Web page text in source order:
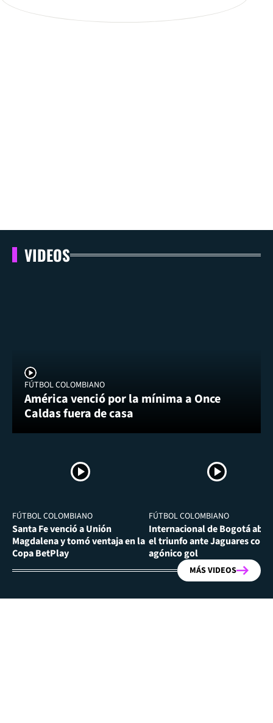
VIDEOS
FÚTBOL COLOMBIANO
América venció por la mínima a Once
Caldas fuera de casa
FÚTBOL COLOMBIANO
Santa Fe venció a Unión
Magdalena y tomó ventaja en la
Copa BetPlay
FÚTBOL COLOMBIANO
Internacional de Bogotá
el triunfo ante Jaguares con
agónico gol
MÁS VIDEOS